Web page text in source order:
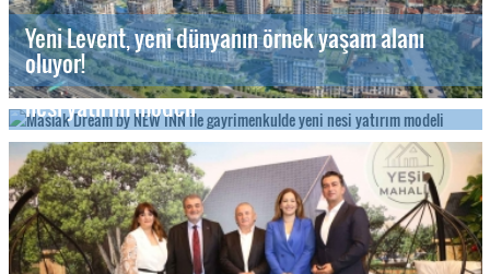
Yeni Levent, yeni dünyanın örnek yaşam alanı
oluyor!
Maslak Dream by NEW INN ile gayrimenkulde yeni
nesi yatırım modeli